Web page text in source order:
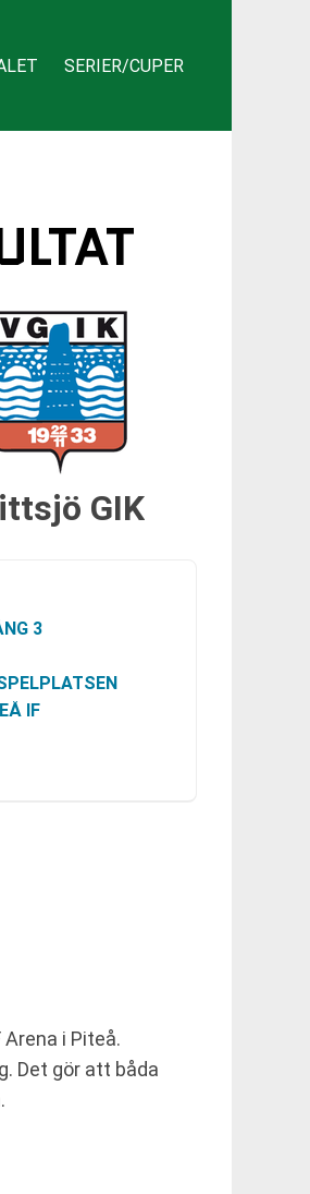
SERIER/CUPER
GIK
3
IF
i Piteå.
Det gör att båda